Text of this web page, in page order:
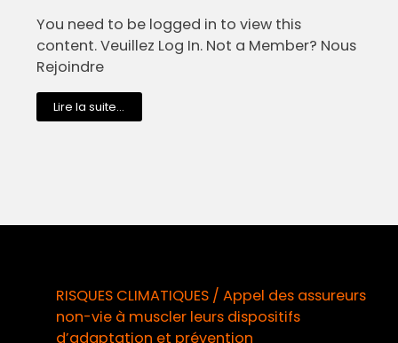
You need to be logged in to view this
content. Veuillez Log In. Not a Member? Nous
Rejoindre
Lire la suite...
RISQUES CLIMATIQUES / Appel des assureurs
non-vie à muscler leurs dispositifs
d’adaptation et prévention